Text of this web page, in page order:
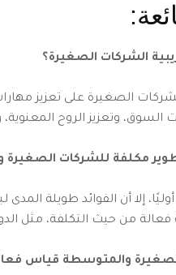
الشركات الصغيرة؟
الصغيرة على تعزيز
السوق، وتعزيز الروح
مكلفة للشركات
إلا أن الفوائد طويلة المدى
فعالة من حيث التكلفة، مثل
والمتوسطة قياس